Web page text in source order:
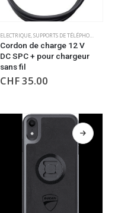
ELECTRIQUE,SUPPORTS DE TÉLÉPHONE/GPS
Cordon de charge 12 V
DC SPC + pour chargeur
sans fil
CHF35.00